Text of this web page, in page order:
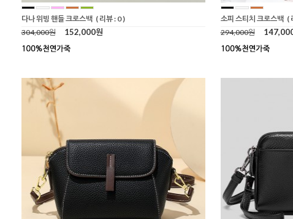
다나 위빙 핸들 크로스백 ( 리뷰 : 0 )
304,000원
152,000원
소피 스티치 크로스백 (
294,000원